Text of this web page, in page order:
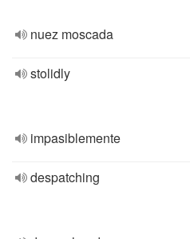
nuez moscada
stolidly
impasiblemente
despatching